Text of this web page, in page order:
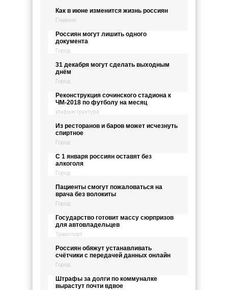
Как в июне изменится жизнь россиян
Главное
Россиян могут лишить одного
документа
Город
31 декабря могут сделать выходным
днём
Город
Реконструкция сочинского стадиона к
ЧМ-2018 по футболу на месяц
Инфраструктура
Из ресторанов и баров может исчезнуть
спиртное
Город
С 1 января россиян оставят без
алкоголя
Город
Пациенты смогут пожаловаться на
врача без волокиты
Город
Государство готовит массу сюрпризов
для автовладельцев
Транспорт
Россиян обяжут устанавливать
счётчики с передачей данных онлайн
Город
Штрафы за долги по коммуналке
вырастут почти вдвое